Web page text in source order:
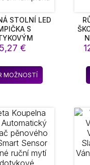
STOLNÍ LED
S
3 ÚROVNĚ
48 HODIN
NOČNÍ
DĚTSKÉHO
€
MOŽNOSTÍ
Tento
produkt
variant.
Možnosti
lze
vybrat
na